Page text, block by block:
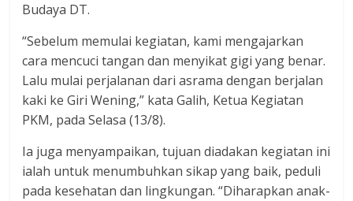
Budaya DT.
“Sebelum memulai kegiatan, kami mengajarkan
cara mencuci tangan dan menyikat gigi yang benar.
Lalu mulai perjalanan dari asrama dengan berjalan
kaki ke Giri Wening,” kata Galih, Ketua Kegiatan
PKM, pada Selasa (13/8).
Ia juga menyampaikan, tujuan diadakan kegiatan ini
ialah untuk menumbuhkan sikap yang baik, peduli
pada kesehatan dan lingkungan. “Diharapkan anak-